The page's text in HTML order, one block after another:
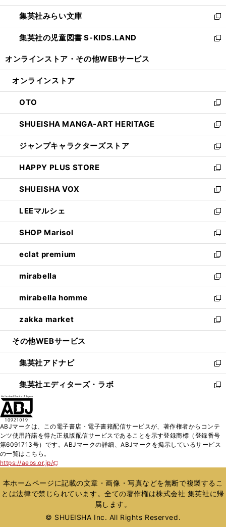
開
く
ウ
で
開
く
ン
ド
ウ
で
ウ
ィ
ン
ド
開
集英社みらい文庫
新
し
い
ン
ウ
で
開
く
集英社の児童図書 S-KIDS.LAND
新
ウ
ン
ド
ウ
で
開
く
オンラインストア・ その他WEBサービス
オンラインストア
OTO
新
し
い
ウ
ィ
ン
ド
ウ
で
開
く
SHUEISHA MANGA-ART HERITAGE
新
し
い
ウ
ィ
ン
ド
ウ
で
開
く
ジャンプキャラクターズストア
新
し
い
ウ
ィ
ン
ド
ウ
で
開
く
HAPPY PLUS STORE
新
し
い
ウ
ィ
ン
ド
ウ
で
開
く
SHUEISHA VOX
新
し
い
ウ
ィ
ン
ド
ウ
で
開
く
LEEマルシェ
新
し
い
ウ
ィ
ン
ド
ウ
で
開
く
SHOP Marisol
新
し
い
ウ
ィ
ン
ド
ウ
で
開
eclat premium
新
し
い
ウ
ィ
ン
ド
ウ
開
く
mirabella
新
し
い
ウ
ィ
ン
ウ
で
開
く
mirabella homme
新
し
い
ウ
ン
ド
ウ
で
zakka market
新
し
ウ
ィ
ン
ド
く
その他WEBサービス
集英社アドナビ
新
し
い
ド
ウ
で
集英社エディターズ・ラボ
新
ィ
ン
開
く
ABJマークは、この電子書店・電子書籍配信サービスが、著作権者からコンテ
ンツ使用許諾を得た正規版配信サービスであることを示す登録商標（登録番号
第6091713号）です。ABJマークの詳細、ABJマークを掲示しているサービス
の一覧はこちら。
https://aebs.or.jp/
新
い
ウ
ィ
ウ
本ホームページに記載の文章・画像・写真などを無断で複製するこ
とは法律で禁じられています。全ての著作権は株式会社 集英社に帰
属します。
© SHUEISHA Inc. All Rights Reserved.